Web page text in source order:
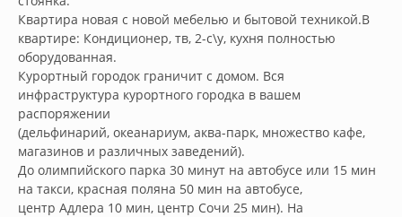
Квартира новая с новой мебелью и бытовой техникой.В
квартире: Кондиционер, тв, 2-с\у, кухня полностью
оборудованная.
Курортный городок граничит с домом. Вся
инфраструктура курортного городка в вашем
распоряжении
(дельфинарий, океанариум, аква-парк, множество кафе,
магазинов и различных заведений).
До олимпийского парка 30 минут на автобусе или 15 мин
на такси, красная поляна 50 мин на автобусе,
центр Адлера 10 мин, центр Сочи 25 мин). На